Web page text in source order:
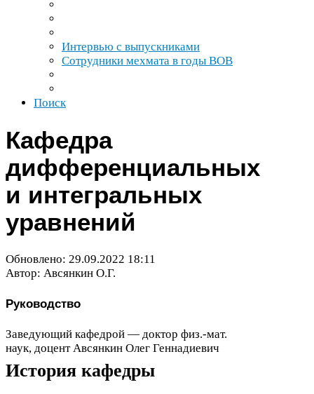
Интервью с выпускниками
Сотрудники мехмата в годы ВОВ
Поиск
Кафедра
дифференциальных
и интегральных
уравнений
Обновлено: 29.09.2022 18:11
Автор: Авсянкин О.Г.
Руководство
Заведующий кафедрой — доктор физ.-мат.
наук, доцент Авсянкин Олег Геннадиевич
История кафедры